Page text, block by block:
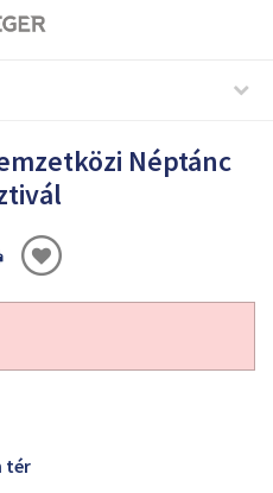
Néptánc
Oldal
tér